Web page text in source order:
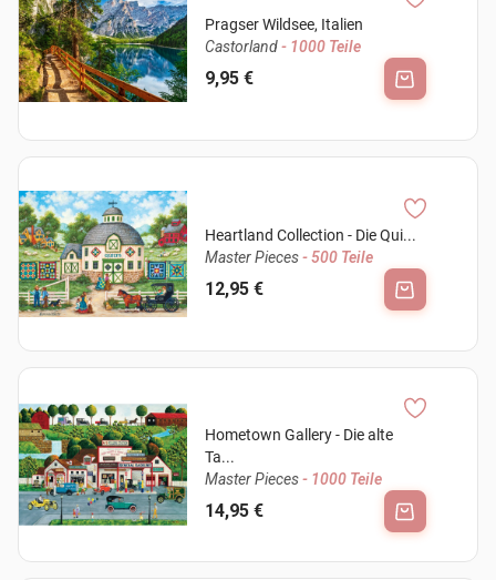
Pragser Wildsee, Italien
Castorland- 1000 Teile
9,95 €
Heartland Collection - Die Qui...
Master Pieces- 500 Teile
12,95 €
Hometown Gallery - Die alte
Ta...
Master Pieces- 1000 Teile
14,95 €